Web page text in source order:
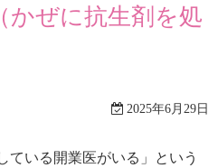
かぜに抗生剤を処
2025年6月29日
ている開業医がいる」という